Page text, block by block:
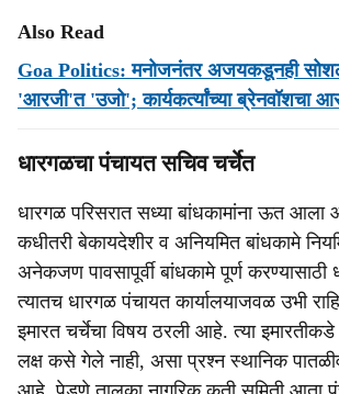
Also Read
Goa Politics: मनोजनंतर अजयकडूनही सोशल
'आरजी'त 'उजो'; कार्यकर्त्यांच्‍या ब्रेनवॉशचा
धारगळचा पंचायत सचिव चर्चेत
धारगळ परिसरात सध्या बांधकामांना ऊत
कधीतरी बेकायदेशीर व अनियमित बांधकामे
अनेकजण पावसापूर्वी बांधकामे पूर्ण
त्यातच धारगळ पंचायत कार्यालयाजवळ उभी
इमारत चर्चेचा विषय ठरली आहे. त्या
लक्ष कसे गेले नाही, असा प्रश्न स्थानिक